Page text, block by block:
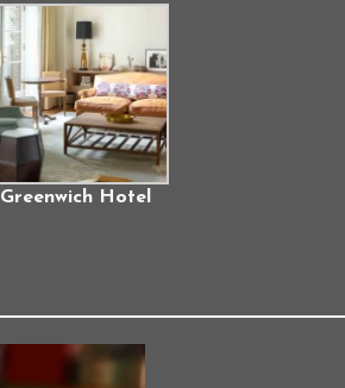
Greenwich Hotel